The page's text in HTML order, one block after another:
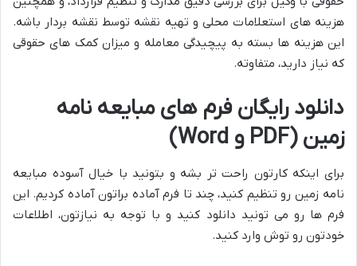
هزینه های استعلامات محلی و تهیه نقشه توسط نقشه بردار باشه.
این هزینه ها بسته به پیچیدگی معامله و میزان کمک های حقوقی
که نیاز دارید، متفاوته.
دانلود رایگان فرم های مبایعه نامه
زمین (PDF و Word)
برای اینکه کارتون راحت تر بشه و بتونید با خیال آسوده مبایعه
نامه زمین رو تنظیم کنید، چند تا فرم آماده براتون آماده کردیم. این
فرم ها رو می تونید دانلود کنید و با توجه به نیازتون، اطلاعات
خودتون رو توش وارد کنید.